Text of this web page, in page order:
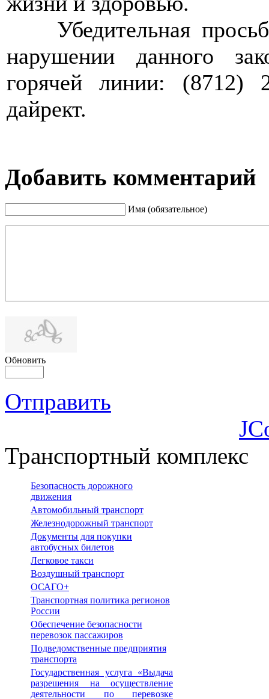
Убедительная
нарушении данного
горячей линии: (8712)
дайрект.
Добавить комментарий
Имя (обязательное)
Обновить
Отправить
Транспортный комплекс
Безопасность дорожного
движения
Автомобильный транспорт
Железнодорожный транспорт
Документы для покупки
автобусных билетов
Легковое такси
Воздушный транспорт
ОСАГО+
Транспортная политика регионов
России
Обеспечение безопасности
перевозок пассажиров
Подведомственные предприятия
транспорта
Государственная услуга «Выдача
разрешения на осуществление
деятельности по перевозке